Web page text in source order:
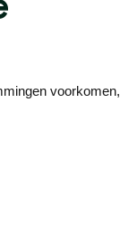
voorkomen,